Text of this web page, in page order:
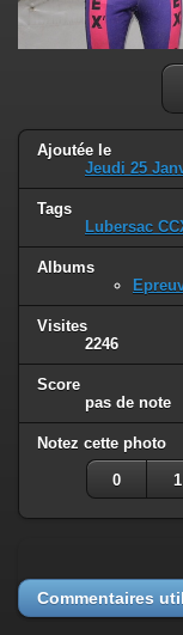
Ajoutée le
Jeudi 25
Tags
Lubersac
Albums
Visites
2246
Score
pas de note
Notez cette photo
0 1
Commentaires